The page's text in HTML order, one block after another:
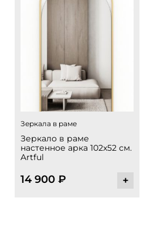
Зеркала в раме
Зеркало в раме
настенное арка 102х52 см.
Artful
14 900 ₽ +